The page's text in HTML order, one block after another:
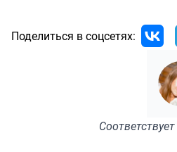
Поделиться в соцсетях:
Соответствует